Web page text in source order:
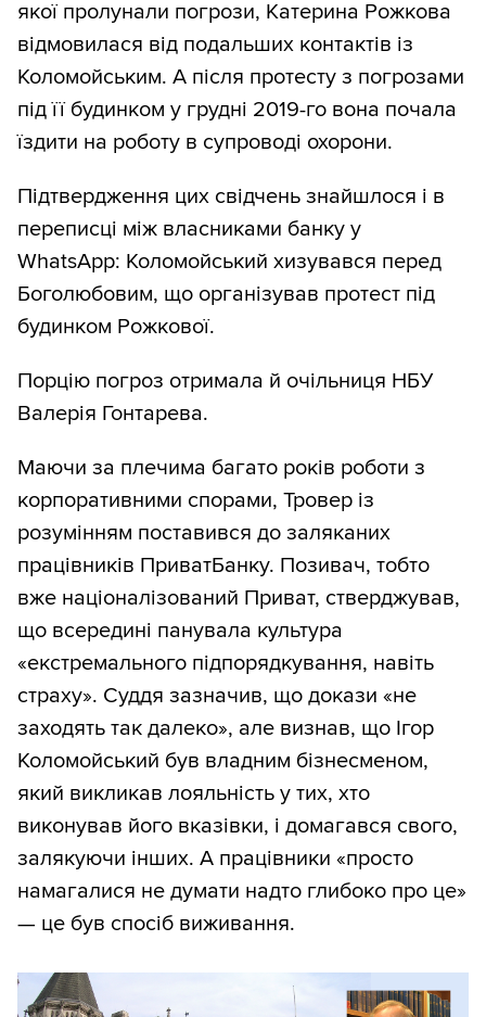
якої пролунали погрози, Катерина Рожкова
відмовилася від подальших контактів із
Коломойським. А після протесту з погрозами
під її будинком у грудні 2019-го вона почала
їздити на роботу в супроводі охорони.
Підтвердження цих свідчень знайшлося і в
переписці між власниками банку у
WhatsApp: Коломойський хизувався перед
Боголюбовим, що організував протест під
будинком Рожкової.
Порцію погроз отримала й очільниця НБУ
Валерія Гонтарева.
Маючи за плечима багато років роботи з
корпоративними спорами, Тровер із
розумінням поставився до заляканих
працівників ПриватБанку. Позивач, тобто
вже націоналізований Приват, стверджував,
що всередині панувала культура
«екстремального підпорядкування, навіть
страху». Суддя зазначив, що докази «не
заходять так далеко», але визнав, що Ігор
Коломойський був владним бізнесменом,
який викликав лояльність у тих, хто
виконував його вказівки, і домагався свого,
залякуючи інших. А працівники «просто
намагалися не думати надто глибоко про це»
— це був спосіб виживання.